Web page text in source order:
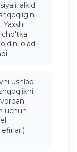
alkid
cho'tka
oladi
ushlab
uchun